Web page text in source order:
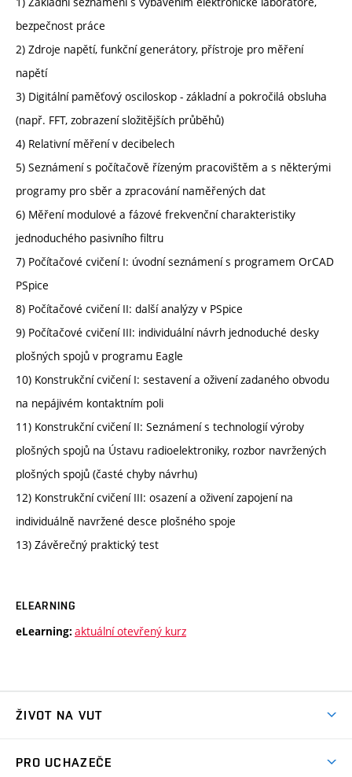
bezpečnost práce
2) Zdroje napětí, funkční generátory, přístroje pro měření
napětí
3) Digitální paměťový osciloskop - základní a pokročilá obsluha
(např. FFT, zobrazení složitějších průběhů)
4) Relativní měření v decibelech
5) Seznámení s počítačově řízeným pracovištěm a s některými
programy pro sběr a zpracování naměřených dat
6) Měření modulové a fázové frekvenční charakteristiky
jednoduchého pasivního filtru
7) Počítačové cvičení I: úvodní seznámení s programem OrCAD
PSpice
8) Počítačové cvičení II: další analýzy v PSpice
9) Počítačové cvičení III: individuální návrh jednoduché desky
plošných spojů v programu Eagle
10) Konstrukční cvičení I: sestavení a oživení zadaného obvodu
na nepájivém kontaktním poli
11) Konstrukční cvičení II: Seznámení s technologií výroby
plošných spojů na Ústavu radioelektroniky, rozbor navržených
plošných spojů (časté chyby návrhu)
12) Konstrukční cvičení III: osazení a oživení zapojení na
individuálně navržené desce plošného spoje
13) Závěrečný praktický test
ELEARNING
eLearning: aktuální otevřený kurz
ŽIVOT NA VUT
PRO UCHAZEČE